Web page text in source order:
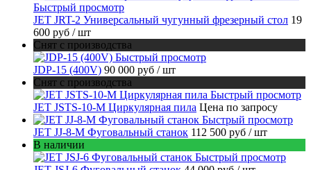
Быстрый просмотр
JET JRT-2 Универсальный чугунный фрезерный стол 19
600 руб / шт
Снят с производства
Быстрый просмотр
JDP-15 (400V) 90 000 руб / шт
Снят с производства
Быстрый просмотр
JET JSTS-10-M Циркулярная пила Цена по запросу
Быстрый просмотр
JET JJ-8-M Фуговальный станок 112 500 руб / шт
В наличии
Быстрый просмотр